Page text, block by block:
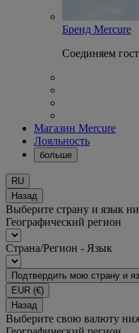
Бренд Mercure
Соединяем
Магазин Mercure
Лояльность
больше
RU
Назад
Выберите страну и язык
Географический регион
Страна/Регион - Язык
Подтвердить мою страну и
EUR (€)
Назад
Выберите свою валюту